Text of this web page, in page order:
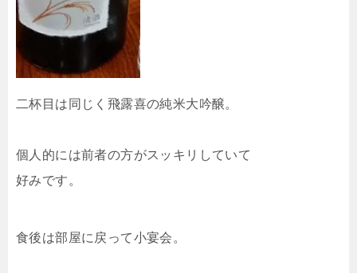
二杯目は同じく飛露喜の純米大吟醸。
個人的には前者の方がスッキリしていて
好みです。
食後は部屋に戻って小宴会。